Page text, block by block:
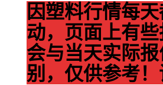
因塑料行情每
动，页面上有
会与当天实际
别，仅供参考！